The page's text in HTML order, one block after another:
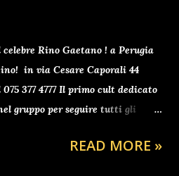
Rino Gaetano ! a Perugia
in via Cesare Caporali 44
377 4777 Il primo cult dedicato
gruppo per seguire tutti gli
BARBUTO , presidente
READ MORE »